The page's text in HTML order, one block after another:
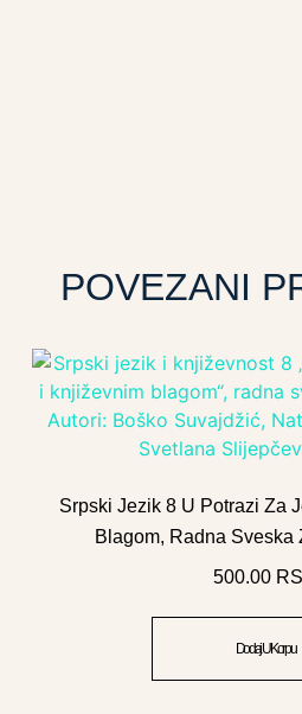
POVEZANI
Srpski Jezik 8 U Potrazi Za
Blagom, Radna Sveska
500.00
Dodaj U Korpu